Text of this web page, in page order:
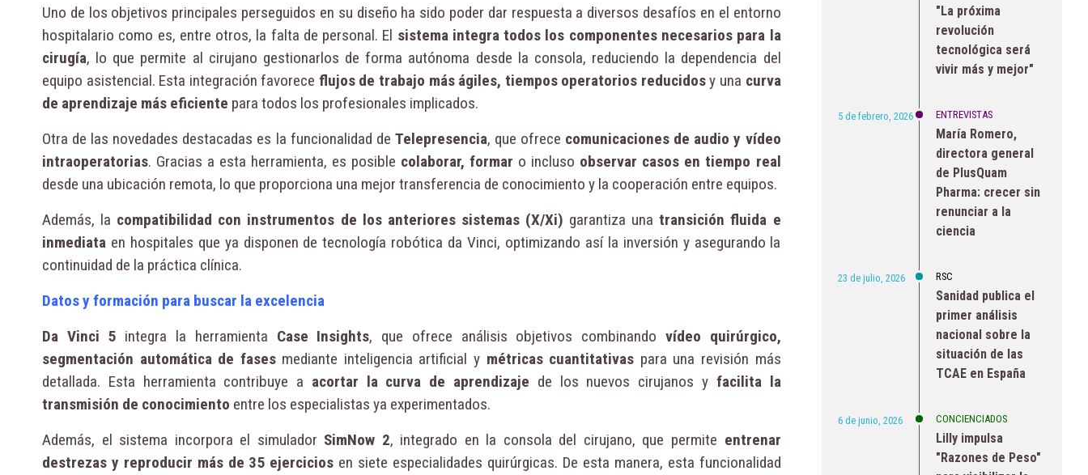
Uno de los objetivos principales perseguidos en su diseño ha sido poder dar respuesta a diversos desafíos en el entorno
hospitalario como es, entre otros, la falta de personal. El sistema integra todos los componentes necesarios para la
cirugía, lo que permite al cirujano gestionarlos de forma autónoma desde la consola, reduciendo la dependencia del
equipo asistencial. Esta integración favorece flujos de trabajo más ágiles, tiempos operatorios reducidosy una curva
de aprendizaje más eficiente para todos los profesionales implicados.
Otra de las novedades destacadas es la funcionalidad de Telepresencia, que ofrece comunicaciones de audio y vídeo
intraoperatorias. Gracias a esta herramienta, es posible colaborar, formar o incluso observar casos en tiempo real
desde una ubicación remota, lo que proporciona una mejor transferencia de conocimiento y la cooperación entre equipos.
Además, la compatibilidad con instrumentos de los anteriores sistemas (X/Xi) garantiza unatransición fluida e
inmediata en hospitales que ya disponen de tecnología robótica da Vinci, optimizando así la inversión y asegurando la
continuidad de la práctica clínica.
Datos y formación para buscar la excelencia
Da Vinci 5 integra la herramienta Case Insights, que ofrece análisis objetivos combinando vídeo quirúrgico,
segmentación automática de fasesmediante inteligencia artificial y métricas cuantitativas para una revisión más
detallada. Esta herramienta contribuye a acortar la curva de aprendizaje de los nuevos cirujanos y facilita la
transmisión de conocimiento entre los especialistas ya experimentados.
Además, el sistema incorpora el simulador SimNow 2, integrado en la consola del cirujano, que permite entrenar
destrezas y reproducir más de 35 ejercicios en siete especialidades quirúrgicas. De esta manera, esta funcionalidad
"La próxima
revolución
tecnológica será
vivir más y mejor"
5 de febrero, 2026 ENTREVISTAS
María Romero,
directora general
de PlusQuam
Pharma: crecer sin
renunciar a la
ciencia
23 de julio, 2026 RSC
Sanidad publica el
primer análisis
nacional sobre la
situación de las
TCAE en España
6 de junio, 2026 CONCIENCIADOS
Lilly impulsa
"Razones de Peso"